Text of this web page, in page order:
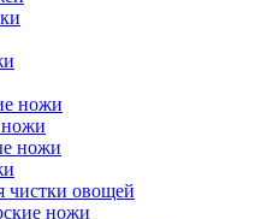
ножи
ножи
чистки овощей
ножи